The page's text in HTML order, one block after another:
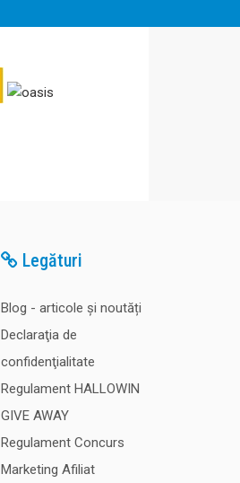
Legături
Blog - articole și noutăți
Declaraţia de
confidenţialitate
Regulament HALLOWIN
GIVE AWAY
Regulament Concurs
Marketing Afiliat